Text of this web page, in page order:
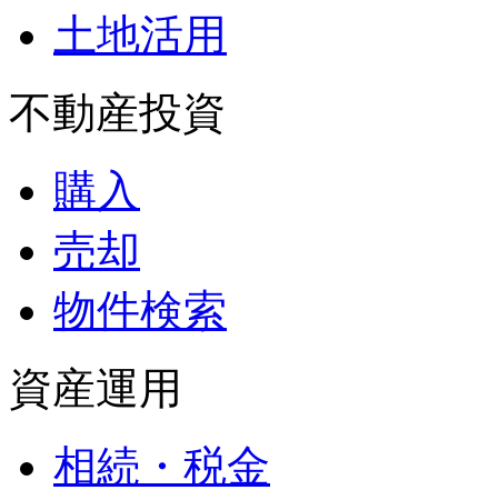
土地活用
不動産投資
購入
売却
物件検索
資産運用
相続・税金